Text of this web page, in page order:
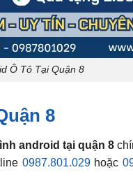
Ô Tô Tại Quận 8
8
android tại quận 8
0987.801.029hoặc